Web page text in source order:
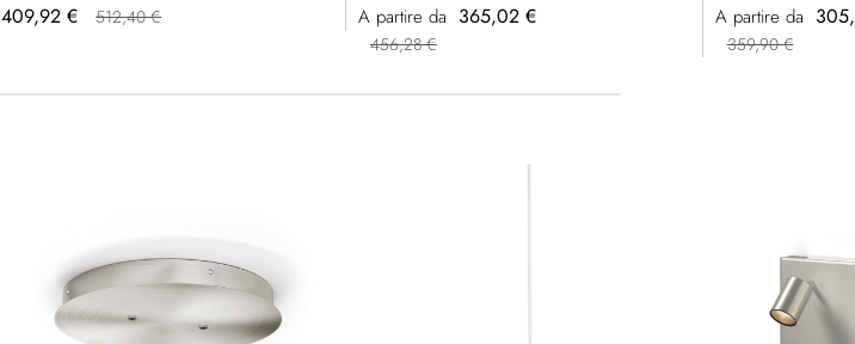
Prezzo
409,92 € 512,40 € A partire da 365,02 €
456,28 €
A partire da
359,90 €